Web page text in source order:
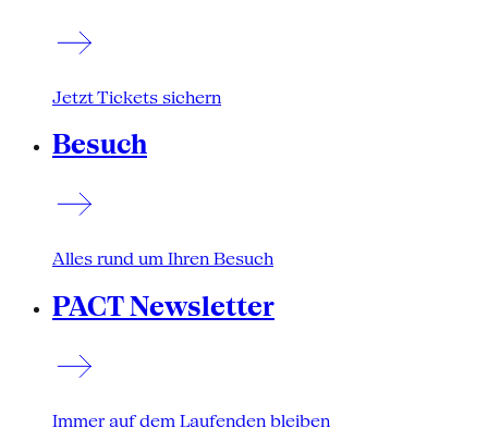
Jetzt Tickets sichern
Besuch
Alles rund um Ihren Besuch
PACT Newsletter
Immer auf dem Laufenden bleiben